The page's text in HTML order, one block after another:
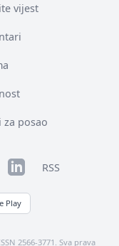
vijest
za posao
LinkedInRSS
Play
2566-3771. Sva prava